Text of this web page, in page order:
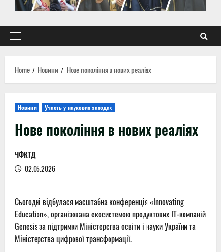
Primary
Home
Новини Нове покоління в нових реаліях
Новини Участь у наукових заходах
Нове покоління в нових реаліях
ЧФКТД
02.05.2026
Сьогодні відбулася масштабна конференція «Innovating
Education», організована екосистемою продуктових ІТ-компаній
Genesis за підтримки Міністерства освіти і науки України та
Міністерства цифрової трансформації.